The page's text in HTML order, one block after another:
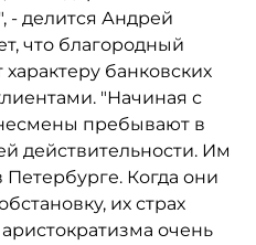
- делится Андрей
что благородный
характеру банковских
"Начиная с
пребывают в
действительности. Им
Когда они
их страх
очень